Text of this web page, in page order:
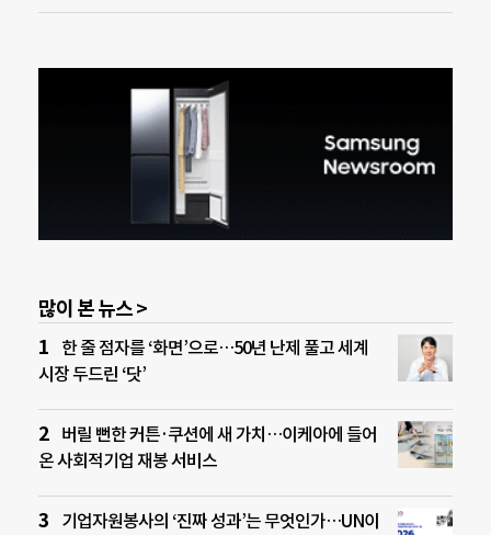
많이 본 뉴스 >
한 줄 점자를 ‘화면’으로…50년 난제 풀고 세계
시장 두드린 ‘닷’
버릴 뻔한 커튼·쿠션에 새 가치…이케아에 들어
온 사회적기업 재봉 서비스
기업자원봉사의 ‘진짜 성과’는 무엇인가…UN이